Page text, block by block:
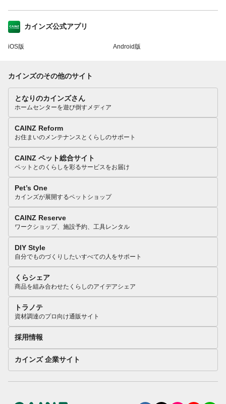
カインズ公式アプリ
iOS版 Android版
カインズのその他のサイト
となりのカインズさん
ホームセンターを遊び倒すメディア
CAINZ Reform
お住まいのメンテナンスとくらしのサポート
CAINZ ペット総合サイト
ペットとのくらしを彩るサービスをお届け
Pet’s One
カインズが展開するペットショップ
CAINZ Reserve
ワークショップ、施設予約、工具レンタル
DIY Style
自分でものづくりしたいすべての人をサポート
くらシェア
商品を組み合わせたくらしのアイデアシェア
トラノテ
資材調達のプロ向け通販サイト
採用情報
カインズ 企業サイト